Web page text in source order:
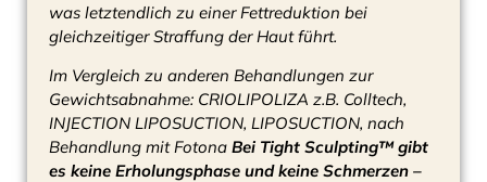
was letztendlich zu einer Fettreduktion bei
gleichzeitiger Straffung der Haut führt.
Im Vergleich zu anderen Behandlungen zur
Gewichtsabnahme: CRIOLIPOLIZA z.B. Colltech,
INJECTION LIPOSUCTION, LIPOSUCTION, nach
Behandlung mit Fotona Bei Tight Sculpting™ gibt
es keine Erholungsphase und keine Schmerzen –